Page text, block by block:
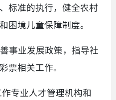
标准的执行，健全农村
困境儿童保障制度。
事业发展政策，指导社
票相关工作。
专业人才管理机构和